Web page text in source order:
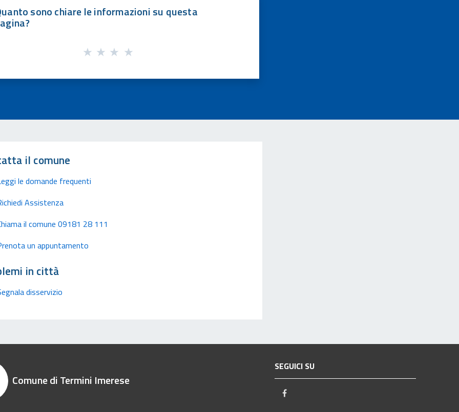
sono chiare le informazioni su questa
il comune
le domande frequenti
Assistenza
il comune 09181 28 111
un appuntamento
in città
disservizio
Comune di Termini Imerese
SEGUICI SU